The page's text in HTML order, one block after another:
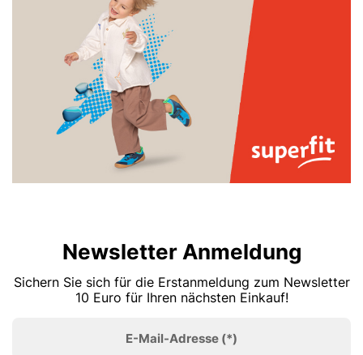
Newsletter Anmeldung
Sichern Sie sich für die Erstanmeldung zum Newsletter
10 Euro für Ihren nächsten Einkauf!
E-Mail-Adresse (*)